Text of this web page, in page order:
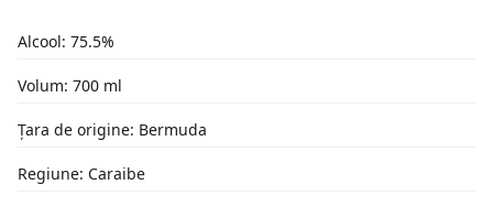
Alcool: 75.5%
Volum: 700 ml
Țara de origine: Bermuda
Regiune: Caraibe